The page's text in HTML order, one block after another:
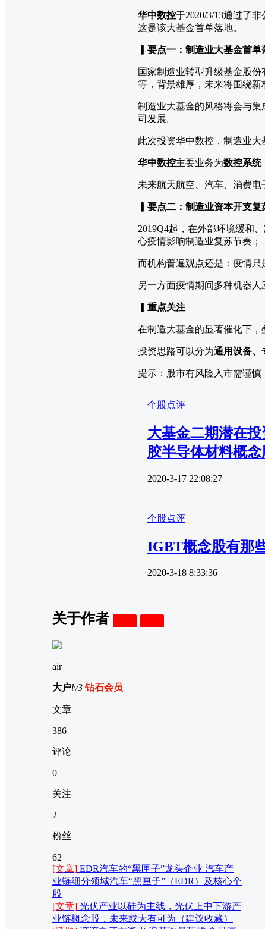
华中数控于2020/3/13通过了
这是该大基金首单落地。
▎要点一：制造业大基金首
国家制造业转型升级基金股份
等，背景雄厚，未来将围绕新
制造业大基金的风格将会与
司发展。
此次投资华中数控，制造业大
华中数控主要业务为数控系统
未来航天航空、汽车、消费
▎要点二：制造业资本开支复
2019Q4起，在外部环境缓和
心疫情影响制造业复苏节奏；
而机构普遍观点还是：疫情只
另一方面疫情期间多种机器
▎重点关注
在制造大基金的显著催化下，
投资思路可以分为通用设备、
提示：股市有风险入市需谨慎
个股点评
大基金二期潜在
胶半导体材料概念
2020-3-17 22:08:27
个股点评
IGBT概念股有那
2020-3-18 8:33:36
关于作者
air
大户lv3 钻石会员
文章
386
评论
0
关注
2
粉丝
62
[文章] EDR汽车的“黑匣子”龙头企业 汽车产
业链细分领域汽车“黑匣子”（EDR）及核心个
股
[文章] 光伏产业以硅为主线，光伏上中下游产
业链概念股，未来或大有可为（建议收藏）